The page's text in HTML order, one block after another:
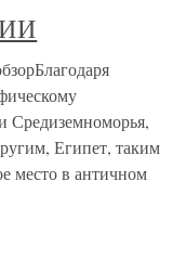
Средиземноморья,
Египет, таким
место в античном